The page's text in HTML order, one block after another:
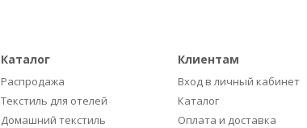
Каталог
Распродажа
Текстиль для отелей
Домашний текстиль
Клиентам
Вход в личный кабинет
Каталог
Оплата и доставка